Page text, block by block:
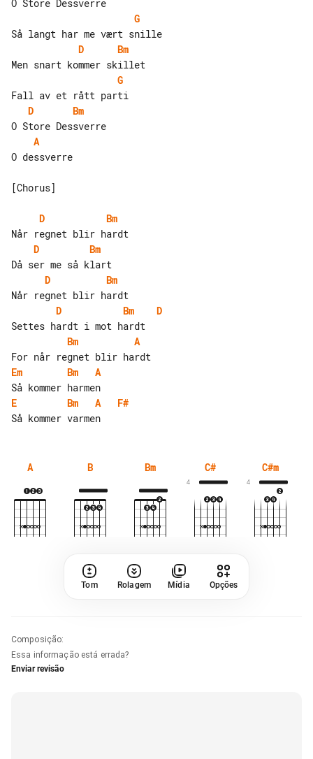
G
D
Bm
G
D
Bm
A
O dessverre
[Chorus]
D
Bm
D
Bm
D
Bm
D
Bm
D
Bm
A
Em
Bm
A
E
Bm A
F#
A B Bm C#
4
C#m
4
Tom Rolagem Mídia Opções
Composição:
Essa informação está errada?
Enviar revisão